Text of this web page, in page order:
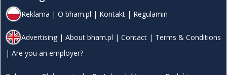
Reklama | O bham.pl | Kontakt | Regulamin
Advertising | About bham.pl | Contact | Terms & Conditions
| Are you an employer?